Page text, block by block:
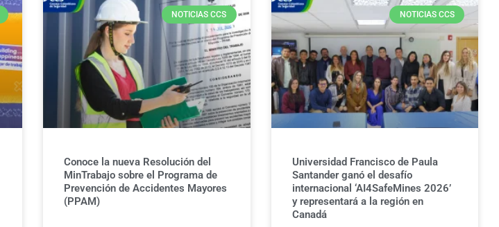
NOTICIAS CCS
Conoce la nueva Resolución del
MinTrabajo sobre el Programa de
Prevención de Accidentes Mayores
(PPAM)
NOTICIAS CCS
Universidad Francisco de Paula
Santander ganó el desafío
internacional ‘AI4SafeMines 2026’
y representará a la región en
Canadá